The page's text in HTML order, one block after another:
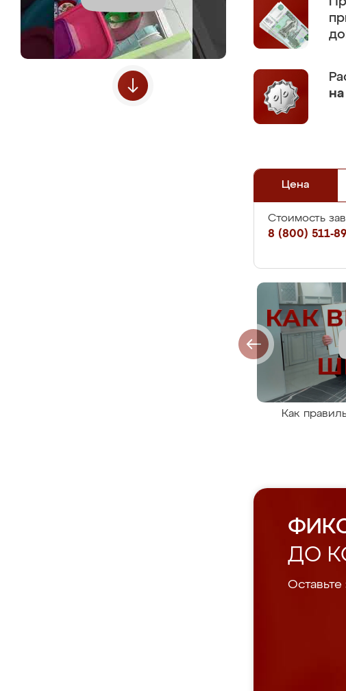
Цена
Стоимость
8 (800) 511-
Как
ДО
Оставьте